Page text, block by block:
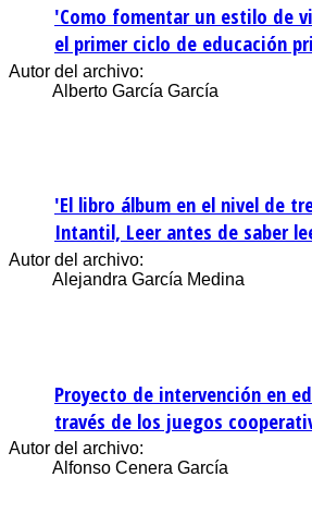
'Como fomentar un estilo de
el primer ciclo de educación
Autor del archivo:
Alberto García García
'El libro álbum en el nivel de
Intantil, Leer antes de saber
Autor del archivo:
Alejandra García Medina
Proyecto de intervención en
través de los juegos
Autor del archivo:
Alfonso Cenera García